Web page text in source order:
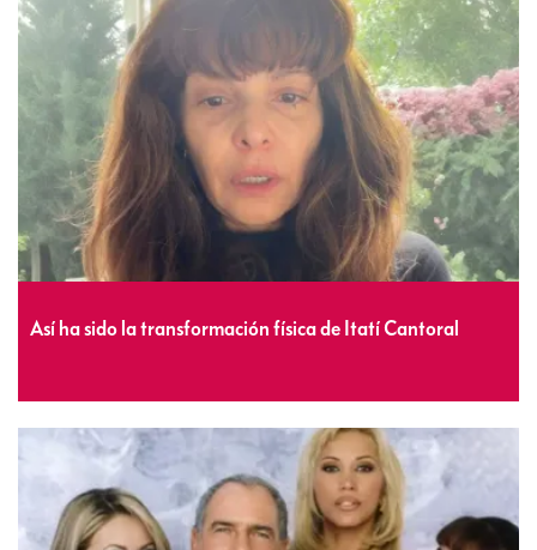
Así ha sido la transformación física de Itatí Cantoral